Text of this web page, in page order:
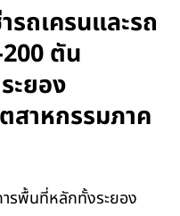
ถเครนและรถ
ตัน
ะยอง
สาหกรรมภาค
รพื้นที่หลักทั้งระยอง